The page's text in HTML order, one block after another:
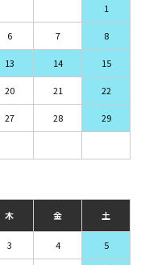
1
6 7 8
13 14 15
20 21 22
27 28 29
木 金 土
3 4 5